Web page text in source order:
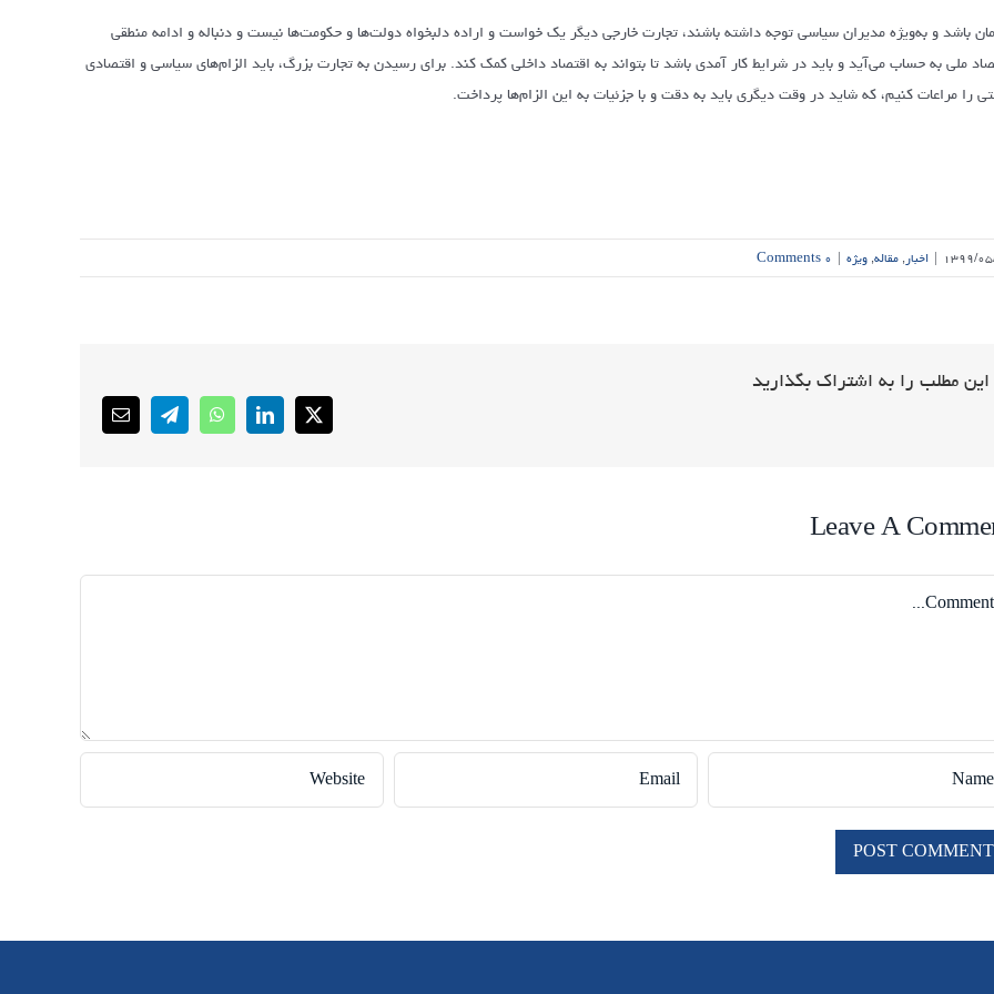
باشد و به‌ویژه مدیران سیاسی توجه داشته باشند، تجارت خارجی دیگر یک خواست و اراده دلبخواه دولت‌ها و حکومت‌ها نیست و دنباله و ادامه منطقی
ملی به حساب می‌آید و باید در شرایط کار آمدی باشد تا بتواند به اقتصاد داخلی کمک کند. برای رسیدن به تجارت بزرگ، باید الزام‌های سیاسی و اقتصادی
را مراعات کنیم، که شاید در وقت دیگری باید به دقت و با جزئیات به این الزام‌ها پرداخت.
۰۵/۲۵ | اخبار,مقاله,ویژه | ۰ Comments
این مطلب را به اشتراک بگذارید
X
LinkedIn
WhatsApp
Telegram
Email
Leave A